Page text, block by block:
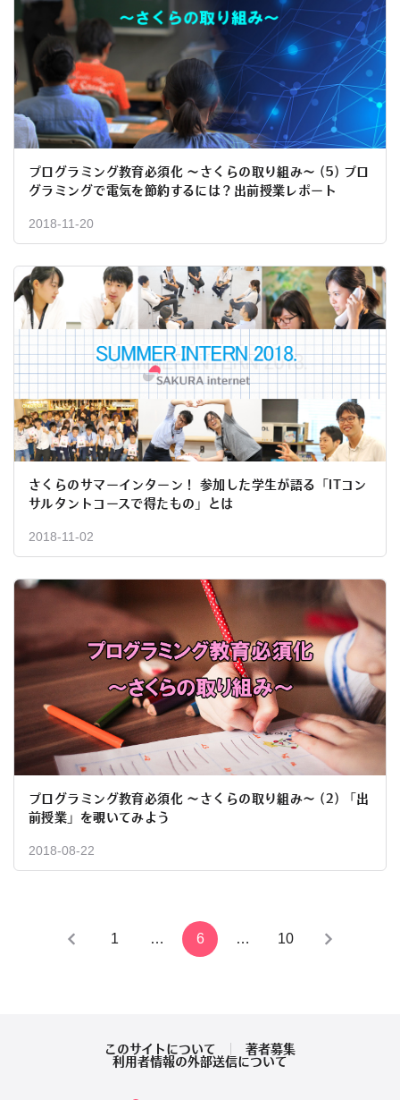
プログラミング教育必須化 ～さくらの取り組み～ (5) プロ
グラミングで電気を節約するには？出前授業レポート
2018-11-20
さくらのサマーインターン！ 参加した学生が語る「ITコン
サルタントコースで得たもの」とは
2018-11-02
プログラミング教育必須化 ～さくらの取り組み～ (2) 「出
前授業」を覗いてみよう
2018-08-22
1 … 6 … 10
このサイトについて
著者募集
利用者情報の外部送信について